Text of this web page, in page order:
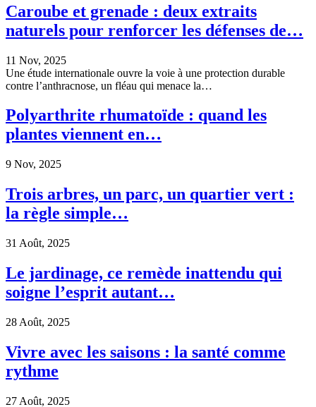
Caroube et grenade : deux extraits
naturels pour renforcer les défenses de…
11 Nov, 2025
Une étude internationale ouvre la voie à une protection durable
contre l’anthracnose, un fléau qui menace la…
Polyarthrite rhumatoïde : quand les
plantes viennent en…
9 Nov, 2025
Trois arbres, un parc, un quartier vert :
la règle simple…
31 Août, 2025
Le jardinage, ce remède inattendu qui
soigne l’esprit autant…
28 Août, 2025
Vivre avec les saisons : la santé comme
rythme
27 Août, 2025